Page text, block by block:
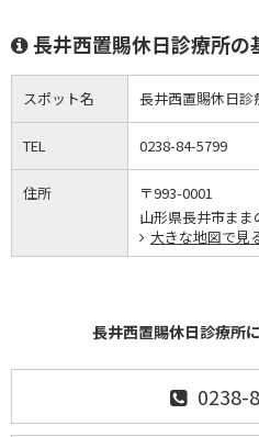
長井西置賜休日診療所の
スポット名 長井西置賜休日診
TEL 0238-84-5799
住所
〒993-0001
山形県長井市まま
大きな地図で見
長井西置賜休日診療所
0238-